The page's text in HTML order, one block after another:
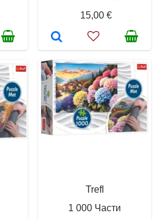
15,00 €
Trefl
1 000 Части